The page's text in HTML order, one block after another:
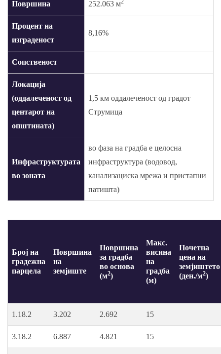
Површина 252.063 м2
Процент на
изграденост
8,16%
Сопственост
Локација
(оддалеченост од
центарот на
општината)
1,5 км оддалеченост од градот
Струмица
Инфраструктурата
во зоната
во фаза на градба е целосна
инфраструктура (водовод,
канализациска мрежа и пристапни
патишта)
Број на
градежна
парцела
Површина
на
земјиште
Површина
за градба
во основа
(м2)
Макс.
висина
на
градба
(м)
Почетна
цена на
земјиштето
(ден./м2)
1.18.2 3.202 2.692 15
3.18.2 6.887 4.821 15